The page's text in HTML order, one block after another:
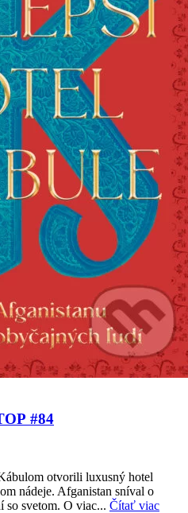
#84
otvorili luxusný hotel
nádeje. Afganistan sníval o
so svetom. O viac... Čítať viac